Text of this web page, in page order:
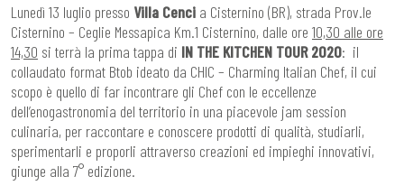
Lunedì 13 luglio presso Villa Cenci a Cisternino (BR), strada Prov.le
Cisternino – Ceglie Messapica Km.1 Cisternino, dalle ore 10,30 alle ore
14,30 si terrà la prima tappa di IN THE KITCHEN TOUR 2020: il
collaudato format Btob ideato da CHIC – Charming Italian Chef, il cui
scopo è quello di far incontrare gli Chef con le eccellenze
dell’enogastronomia del territorio in una piacevole jam session
culinaria, per raccontare e conoscere prodotti di qualità, studiarli,
sperimentarli e proporli attraverso creazioni ed impieghi innovativi,
giunge alla 7° edizione.